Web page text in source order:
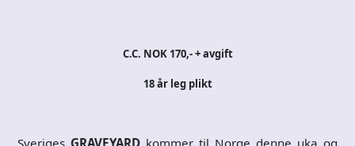
C.C. NOK 170,- + avgift
18 år leg plikt
Sveriges GRAVEYARD kommer til Norge denne uka og